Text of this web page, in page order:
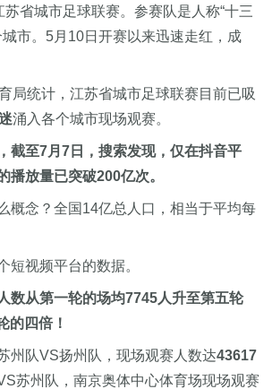
苏省城市足球联赛。参赛队是人称“十三
城市。5月10日开赛以来迅速走红，成
局统计，江苏省城市足球联赛目前已吸
涌入各个城市现场观赛。
截至7月7日，搜索发现，仅在抖音平
播放量已突破200亿次。
概念？全国14亿总人口，相当于平均每
短视频平台的数据。
数从第一轮的场均7745人升至第五轮
的四倍！
州队VS扬州队，现场观赛人数达43617
苏州队，南京奥体中心体育场现场观赛